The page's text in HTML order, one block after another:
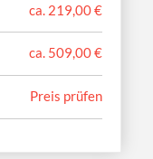
ca. 219,00 €
ca. 509,00 €
Preis prüfen